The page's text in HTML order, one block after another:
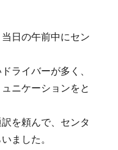
日の午前中にセン
ライバーが多く、
ニケーションをと
を頼んで、センタ
ました。